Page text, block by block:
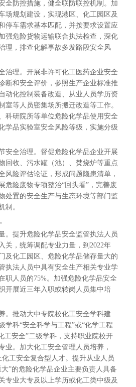
全防控措施，健全联防联控机制。加
场规划建设，实现港区、化工园区及
停车需求基本匹配，并按要求设置应
强危险货物运输联合执法检查，深化
理，排查化解事故多发路段安全风
理。开展非许可化工医药企业安全
断和安全评价，参照生产企业标准推
动化控制装备改造、从业人员学历资
室等人员密集场所搬迁改造等工作。
科研院所等单位危险化学品使用安全
学品实验室安全风险等级，实施分级
全治理。督促危险化学品企业开展
回收、污水罐（池）、焚烧炉等重点
风险评估论证，形成问题隐患清单，
危险废物专项整治“回头看”，完善废
处置的安全生产与生态环境等部门监
制。
提升危险化学品安全监管执法人员
关，统筹调配专业力量，到2022年
及化工园区、危险化学品储存量大的
执法人员中具有安全生产相关专业学
职人员的75%。加强危险化学品安全
开展近三年入职或转岗人员集中培
推动大中专院校化工安全学科建
学科“安全科学与工程”或“化学工程
工安全”二级学科，支持职业院校开
业。加大化工安全管理人员培养，
化工安全复合型人才。提升从业人员
”的危险化学品企业主要负责人具备
专业大专及以上学历或化工类中级及